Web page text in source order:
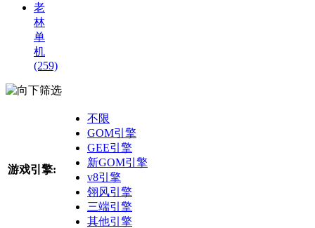
老
林
单
机
(259)
筛选
游戏引擎:
不限
GOM引擎
GEE引擎
新GOM引擎
v8引擎
翎风引擎
三端引擎
其他引擎